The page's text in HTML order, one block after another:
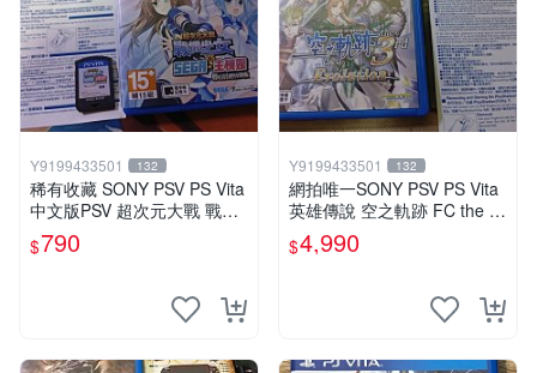
Y9199433501 132
稀有收藏 SONY PSV PS Vita
中文版PSV 超次元大戰 戰機
少女 VS Sega主機娘夢幻合
體特別版
$790
Y9199433501 132
網拍唯一SONY PSV PS Vita
英雄傳說 空之軌跡 FC the 3r
d evolution 中文版
$4,990